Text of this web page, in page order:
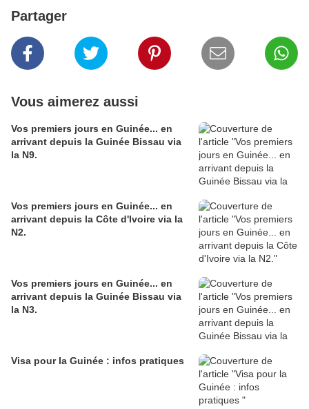
Partager
Vous aimerez aussi
Vos premiers jours en Guinée... en
arrivant depuis la Guinée Bissau via
la N9.
Vos premiers jours en Guinée... en
arrivant depuis la Côte d'Ivoire via la
N2.
Vos premiers jours en Guinée... en
arrivant depuis la Guinée Bissau via
la N3.
Visa pour la Guinée : infos pratiques